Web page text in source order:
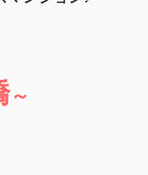
～